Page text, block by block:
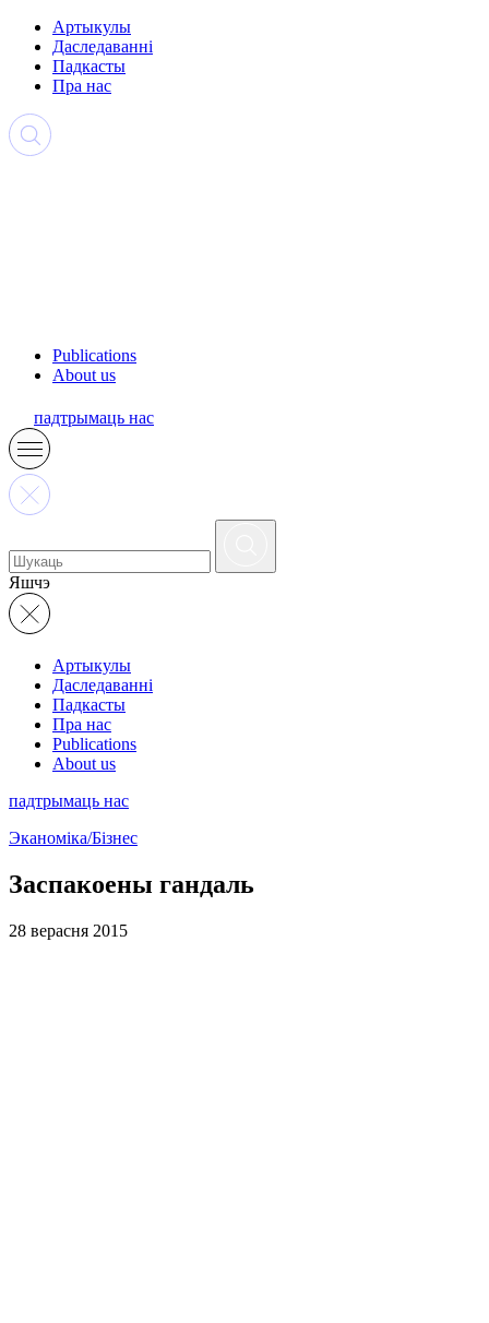
Артыкулы
Даследаванні
Падкасты
Пра нас
Publications
About us
падтрымаць нас
Яшчэ
Артыкулы
Даследаванні
Падкасты
Пра нас
Publications
About us
падтрымаць нас
Эканоміка/Бізнес
Заспакоены гандаль
28 верасня 2015